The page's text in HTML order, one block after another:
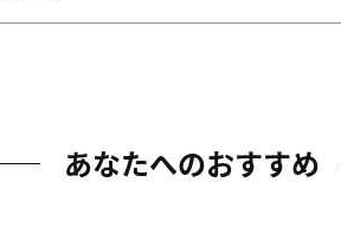
あなたへのおすすめ